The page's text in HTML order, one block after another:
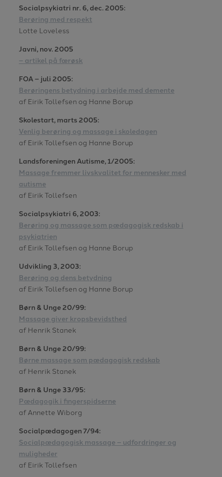
Socialpsykiatri nr. 6, dec. 2005:
Berøring med respekt
Lotte Loveless
Javni, nov. 2005
– artikel på færøsk
FOA – juli 2005:
Berøringens betydning i arbejde med demente
af Eirik Tollefsen og Hanne Borup
Skolestart, marts 2005:
Venlig berøring og massage i skoledagen
af Eirik Tollefsen og Hanne Borup
Landsforeningen Autisme, 1/2005:
Massage fremmer livskvalitet for mennesker med
autisme
af Eirik Tollefsen
Socialpsykiatri 6, 2003:
Berøring og massage som pædagogisk redskab i
psykiatrien
af Eirik Tollefsen og Hanne Borup
Udvikling 3, 2003:
Berøring og dens betydning
af Eirik Tollefsen og Hanne Borup
Børn & Unge 20/99:
Massage giver kropsbevidsthed
af Henrik Stanek
Børn & Unge 20/99:
Børne massage som pædagogisk redskab
af Henrik Stanek
Børn & Unge 33/95:
Pædagogik i fingerspidserne
af Annette Wiborg
Socialpædagogen 7/94:
Socialpædagogisk massage – udfordringer og
muligheder
af Eirik Tollefsen